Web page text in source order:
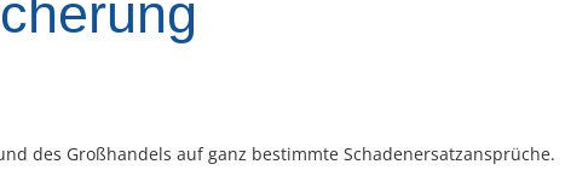
des Großhandels auf ganz bestimmte Schadenersatzansprüche.